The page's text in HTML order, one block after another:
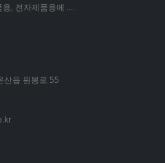
용, 전자제품용에 ….
산읍 원봉로 55